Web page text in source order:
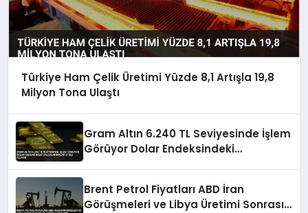
Türkiye Ham Çelik Üretimi Yüzde 8,1 Artışla 19,8
Milyon Tona Ulaştı
Gram Altın 6.240 TL Seviyesinde İşlem
Görüyor Dolar Endeksindeki
Brent Petrol Fiyatları ABD İran
Görüşmeleri ve Libya Üretimi Sonrası